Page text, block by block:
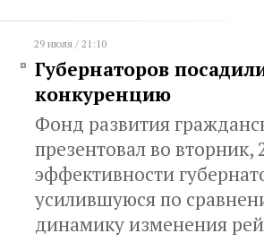
29 июля / 21:10
Губернаторов
конкуренцию
Фонд развития
презентовал во
эффективности
усилившуюся по
динамику изменения